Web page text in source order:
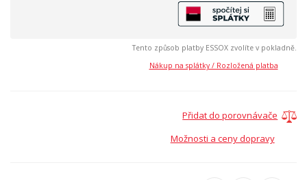
Tento způsob platby ESSOX zvolíte v pokladně.
Nákup na splátky / Rozložená platba
Přidat do porovnávače
Možnosti a ceny dopravy